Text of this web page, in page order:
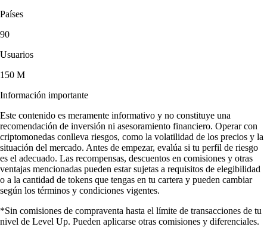
Países
90
Usuarios
150 M
Información importante
Este contenido es meramente informativo y no constituye una
recomendación de inversión ni asesoramiento financiero. Operar con
criptomonedas conlleva riesgos, como la volatilidad de los precios y la
situación del mercado. Antes de empezar, evalúa si tu perfil de riesgo
es el adecuado. Las recompensas, descuentos en comisiones y otras
ventajas mencionadas pueden estar sujetas a requisitos de elegibilidad
o a la cantidad de tokens que tengas en tu cartera y pueden cambiar
según los términos y condiciones vigentes.
*Sin comisiones de compraventa hasta el límite de transacciones de tu
nivel de Level Up. Pueden aplicarse otras comisiones y diferenciales.